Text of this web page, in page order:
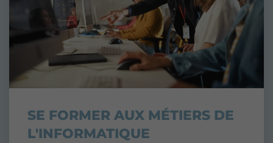
SE FORMER AUX MÉTIERS DE
L'INFORMATIQUE